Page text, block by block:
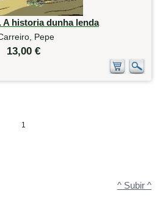
A historia dunha lenda
Pepe
13,00 €
1
^ Subir ^